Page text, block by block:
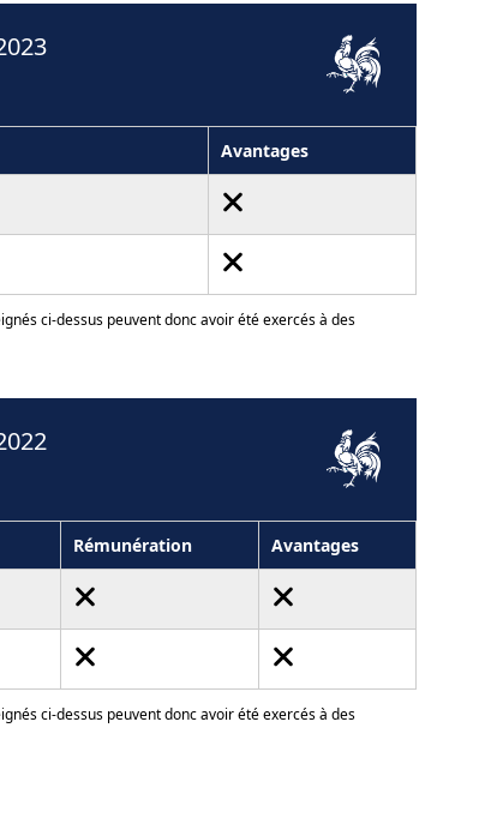
Avantages
ci-dessus peuvent donc avoir été exercés à des
Rémunération Avantages
ci-dessus peuvent donc avoir été exercés à des